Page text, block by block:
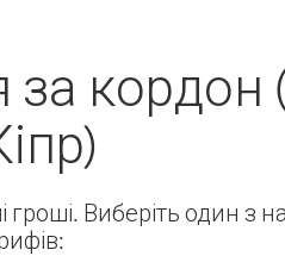
кордон
Виберіть один з